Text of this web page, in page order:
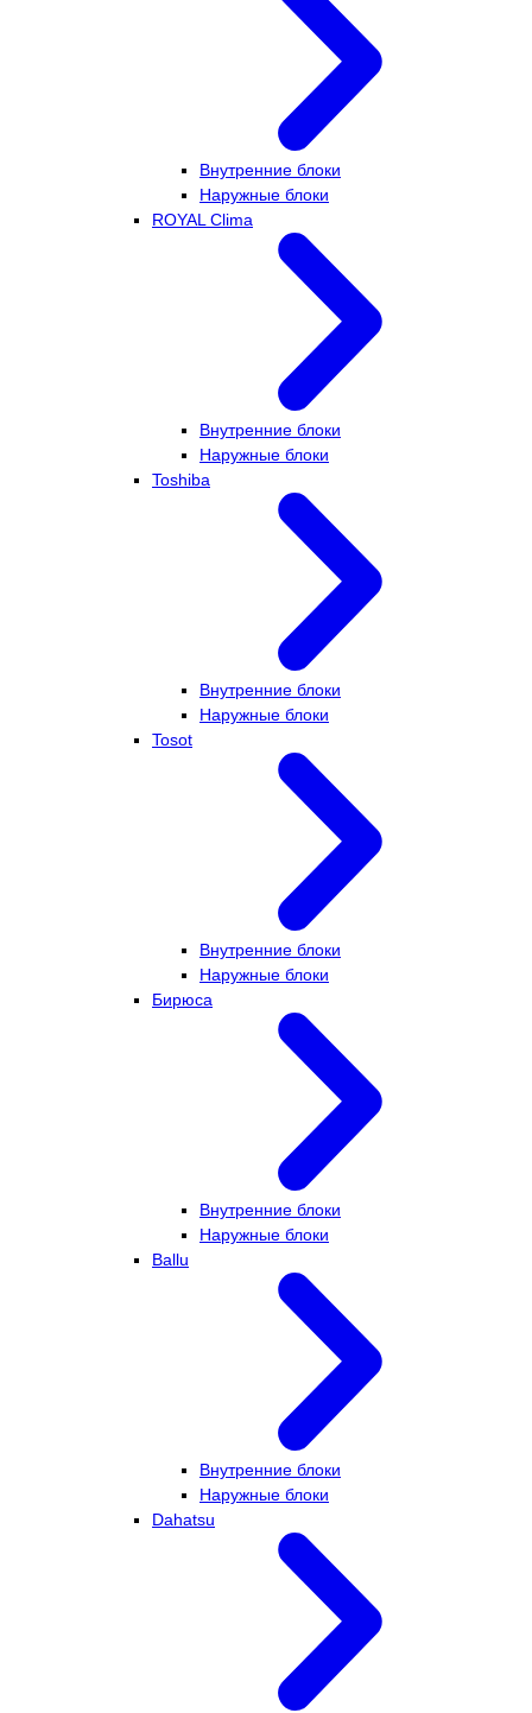
Внутренние блоки
Наружные блоки
ROYAL Clima
Внутренние блоки
Наружные блоки
Toshiba
Внутренние блоки
Наружные блоки
Tosot
Внутренние блоки
Наружные блоки
Бирюса
Внутренние блоки
Наружные блоки
Ballu
Внутренние блоки
Наружные блоки
Dahatsu